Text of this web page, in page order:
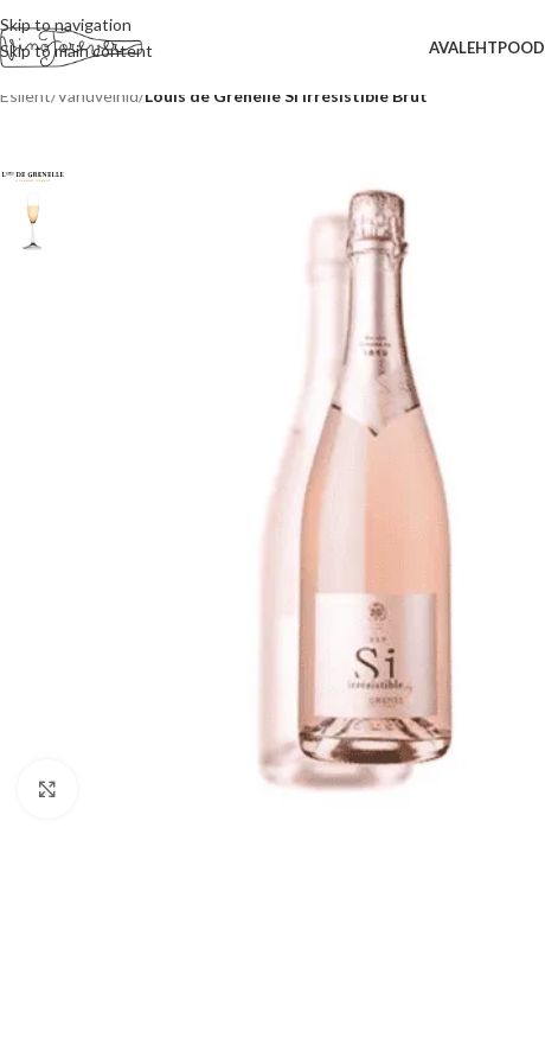
Skip to navigation
Skip to main content
AVALEHTPOOD
Esileht/Vahuveinid/Louis de Grenelle Si Irrésistible Brut